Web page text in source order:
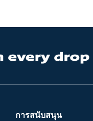
การสนับสนุน